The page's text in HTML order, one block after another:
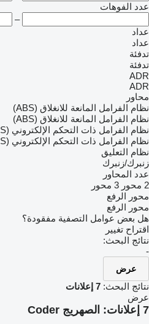
عدد الفوهات
–
عداد
عداد
تدفئة
تدفئة
ADR
ADR
محاور
نظام الفرامل المانعة للانغلاق (ABS)
نظام الفرامل المانعة للانغلاق (ABS)
نظام الفرامل ذات التحكم الإلكتروني (EBS)
نظام الفرامل ذات التحكم الإلكتروني (EBS)
نظام التعليق
زنبرك/زنبرك
عدد المحاور
2 محور
3 محور
محور الرفع
محور الرفع
هل بعض عوامل التصفية مفقودة؟
اقتراح تغيير
نتائج البحث:
-
عرض
نتائج البحث: 7 إعلانات
عرض
7 إعلانات: الصهريج Coder